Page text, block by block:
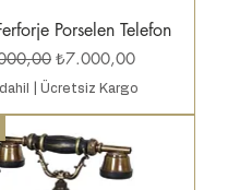
Porselen Telefon
Fiyatİndirimli Fiyat
₺7.000,00
Ücretsiz Kargo